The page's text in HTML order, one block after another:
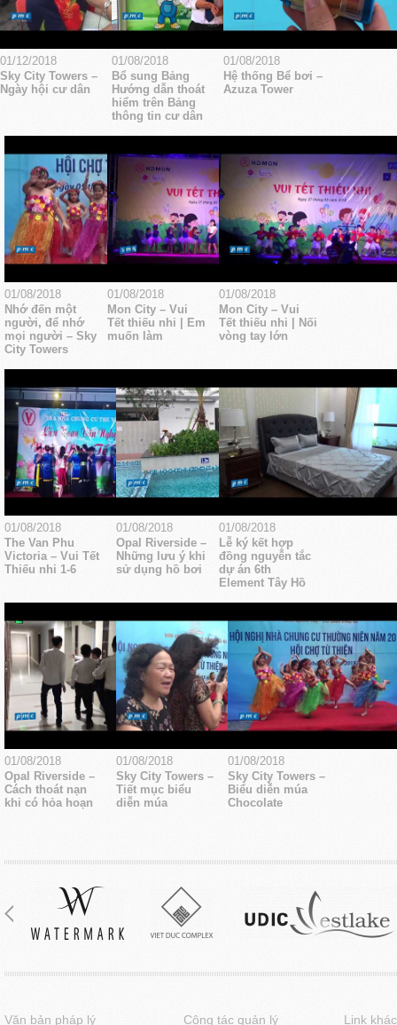
01/12/2018
Sky City Towers –
Ngày hội cư dân
01/08/2018
Bổ sung Bảng
Hướng dẫn thoát
hiểm trên Bảng
thông tin cư dân
01/08/2018
Hệ thống Bể bơi –
Azuza Tower
01/08/2018
Nhớ đến một
người, để nhớ
mọi người – Sky
City Towers
01/08/2018
Mon City – Vui
Tết thiếu nhi | Em
muốn làm
01/08/2018
Mon City – Vui
Tết thiếu nhi | Nối
vòng tay lớn
01/08/2018
The Van Phu
Victoria – Vui Tết
Thiếu nhi 1-6
01/08/2018
Opal Riverside –
Những lưu ý khi
sử dụng hồ bơi
01/08/2018
Lễ ký kết hợp
đồng nguyễn tắc
dự án 6th
Element Tây Hồ
01/08/2018
Opal Riverside –
Cách thoát nạn
khi có hỏa hoạn
01/08/2018
Sky City Towers –
Tiết mục biểu
diễn múa
01/08/2018
Sky City Towers –
Biểu diễn múa
Chocolate
Văn bản pháp lý Công tác quản lý Link khác